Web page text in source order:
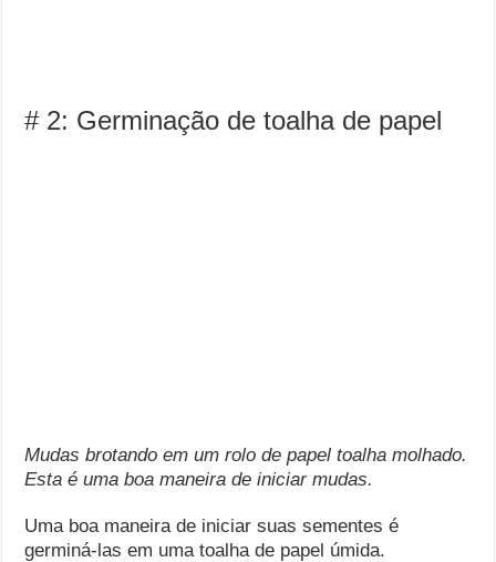
# 2: Germinação de toalha de papel
Mudas brotando em um rolo de papel toalha molhado.
Esta é uma boa maneira de iniciar mudas.
Uma boa maneira de iniciar suas sementes é
germiná-las em uma toalha de papel úmida.